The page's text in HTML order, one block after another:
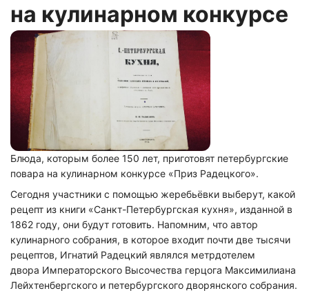
на кулинарном конкурсе
Блюда, которым более 150 лет, приготовят петербургские
повара на кулинарном конкурсе «Приз Радецкого».
Сегодня участники с помощью жеребьёвки выберут, какой
рецепт из книги «Санкт-Петербургская кухня», изданной в
1862 году, они будут готовить. Напомним, что автор
кулинарного собрания, в которое входит почти две тысячи
рецептов, Игнатий Радецкий являлся метрдотелем
двора Императорского Высочества герцога Максимилиана
Лейхтенбергского и петербургского дворянского собрания.